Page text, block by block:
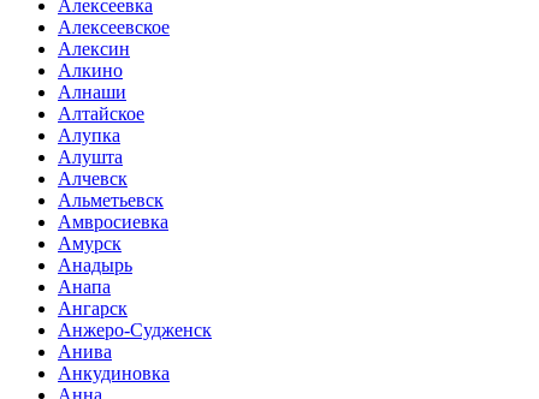
Алексеевка
Алексеевское
Алексин
Алкино
Алнаши
Алтайское
Алупка
Алушта
Алчевск
Альметьевск
Амвросиевка
Амурск
Анадырь
Анапа
Ангарск
Анжеро-Судженск
Анива
Анкудиновка
Анна